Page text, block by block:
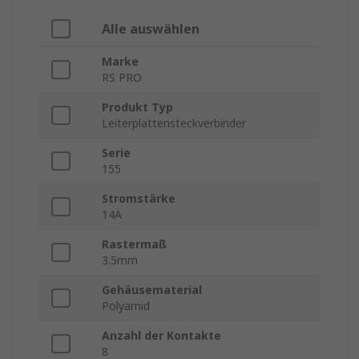
Alle auswählen
Marke
RS PRO
Produkt Typ
Leiterplattensteckverbinder
Serie
155
Stromstärke
14A
Rastermaß
3.5mm
Gehäusematerial
Polyamid
Anzahl der Kontakte
8